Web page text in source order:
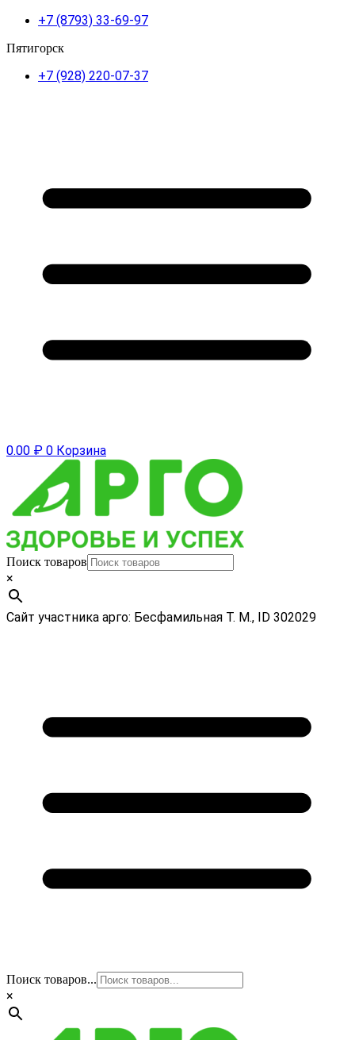
+7 (8793) 33-69-97
Пятигорск
+7 (928) 220-07-37
0.00 ₽ 0 Корзина
Поиск товаров
×
Сайт участника арго: Бесфамильная Т. М., ID 302029
Поиск товаров...
×